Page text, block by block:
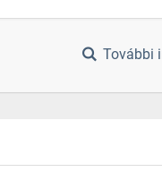
További